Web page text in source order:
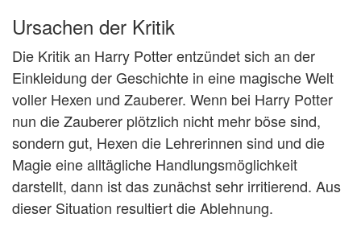
Ursachen der Kritik
Die Kritik an Harry Potter entzündet sich an der
Einkleidung der Geschichte in eine magische Welt
voller Hexen und Zauberer. Wenn bei Harry Potter
nun die Zauberer plötzlich nicht mehr böse sind,
sondern gut, Hexen die Lehrerinnen sind und die
Magie eine alltägliche Handlungsmöglichkeit
darstellt, dann ist das zunächst sehr irritierend. Aus
dieser Situation resultiert die Ablehnung.